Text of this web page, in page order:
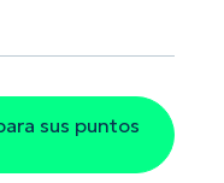
sus puntos